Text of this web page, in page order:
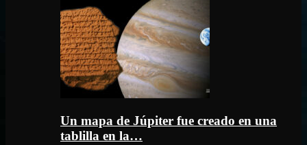
Un mapa de Júpiter fue creado en una
tablilla en la…